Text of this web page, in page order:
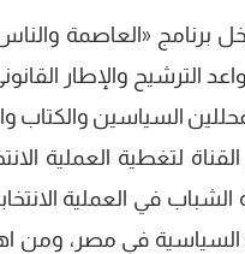
برنامج «العاصمة
الترشيح والإطار
السياسين والكتاب
لتغطية العملية
في العملية
السياسية في مصر، ومن